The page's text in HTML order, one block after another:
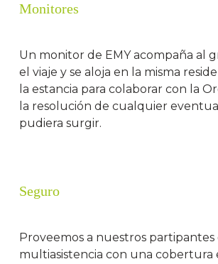
Monitores
Un monitor de EMY acompaña al
el viaje y se aloja en la misma
la estancia para colaborar con la
la resolución de cualquier
pudiera surgir.
Seguro
Proveemos a nuestros
multiasistencia con una cobertura